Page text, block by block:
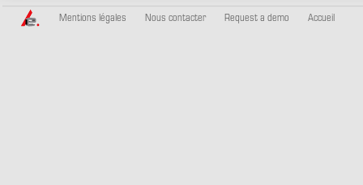
Mentions légales Nous contacter Request a demo Accueil